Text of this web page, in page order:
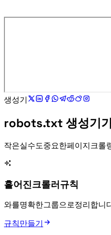
robots.txt 생성기:
robots.txt 생성기
작은 robots.txt 실수도 중요한 페이지 크
흩어진 크롤러 규칙
Allow와 Disallow를 명확한 User-agent 그룹으로 정리합니
규칙 만들기